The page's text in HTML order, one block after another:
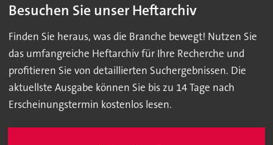
Besuchen Sie unser Heftarchiv
Finden Sie heraus, was die Branche bewegt! Nutzen Sie
das umfangreiche Heftarchiv für Ihre Recherche und
profitieren Sie von detaillierten Suchergebnissen. Die
aktuellste Ausgabe können Sie bis zu 14 Tage nach
Erscheinungstermin kostenlos lesen.